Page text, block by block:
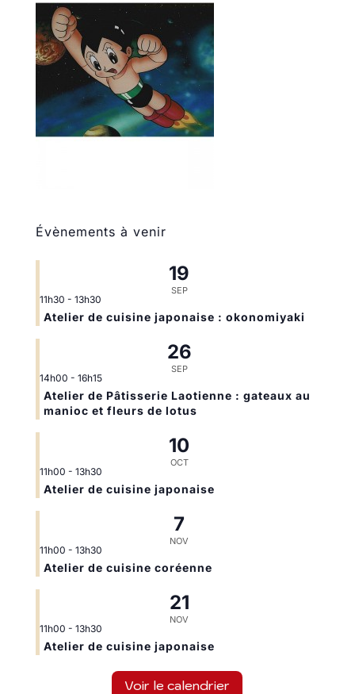
Évènements à venir
19
SEP
11h30 - 13h30
Atelier de cuisine japonaise : okonomiyaki
26
SEP
14h00 - 16h15
Atelier de Pâtisserie Laotienne : gateaux au
manioc et fleurs de lotus
10
OCT
11h00 - 13h30
Atelier de cuisine japonaise
7
NOV
11h00 - 13h30
Atelier de cuisine coréenne
21
NOV
11h00 - 13h30
Atelier de cuisine japonaise
Voir le calendrier